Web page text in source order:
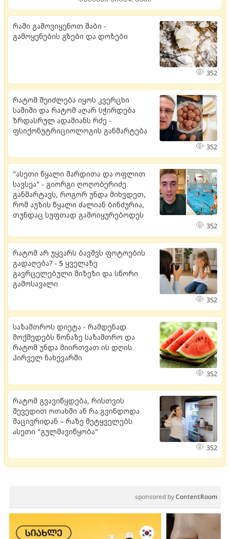
რაში გამოვიყენოთ შაბი -
გამოყენების გზები და დოზები
352
რატომ შეიძლება იყოს კვერცხი
საშიში და რატომ აღარ სჭირდება
ზრდასრულ ადამიანს რძე -
ფსიქონუტრიციოლოგის განმარტება
352
"ასეთი წყალი შარდითა და ოფლით
სავსეა" - გიორგი ღოღობერიძე
განმარტავს, როგორ უნდა მიხვდეთ,
რომ აუზის წყალი ძალიან ბინძურია,
თუნდაც სუფთად გამოიყურებოდეს
352
რატომ არ უყვარს ბავშვს ფოტოების
გადაღება? - 5 ყველაზე
გავრცელებული მიზეზი და სწორი
გამოსავალი
352
საზამთროს დიეტა - რამდენად
მოქმედებს წონაზე საზამთრო და
რატომ უნდა მიირთვათ ის დღის
პირველ ნახევარში
352
რატომ გვავიწყდება, რისთვის
შევედით ოთახში ან რა გვინდოდა
მაცივრიდან – რაზე მეტყველებს
ასეთი "გულმავიწყობა"
352
sponsored byContentRoom